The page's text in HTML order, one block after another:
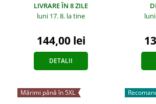
LIVRARE ÎN 8 ZILE
luni 17. 8. la tine
144,00 lei
DETALII
Mărimi până în 5XL